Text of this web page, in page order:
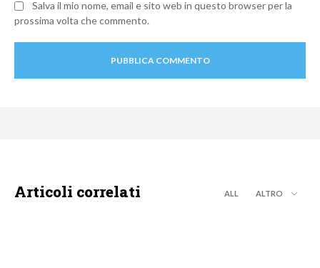
Salva il mio nome, email e sito web in questo browser per la
prossima volta che commento.
Articoli correlati ALL ALTRO